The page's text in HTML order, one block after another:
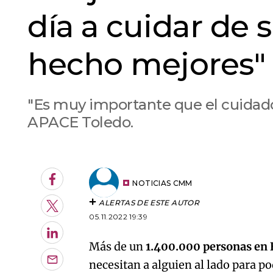
día a cuidar de
hecho mejores"
"Es muy importante que el
APACE Toledo.
Facebook
Twitter
LinkedIn
Enviar
NOTICIAS CMM
ALERTAS DE ESTE AUTOR
05.11.2022 19:39
Más de un1.400.000 personas en
necesitan a alguien al lado para